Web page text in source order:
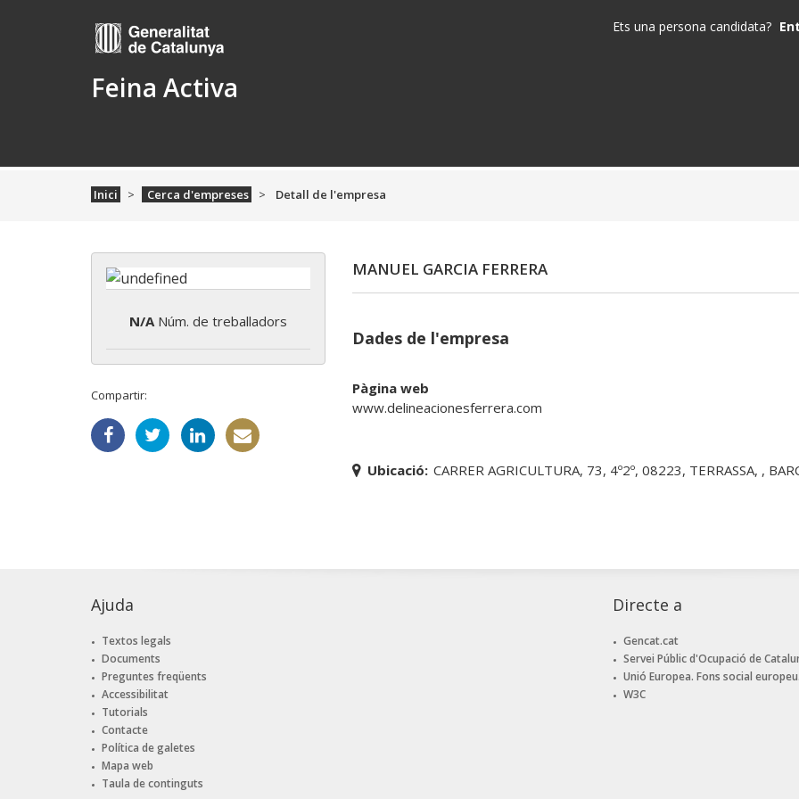
Feina Activa
Ets una persona candidata?
Inici Cerca d'empreses Detall de l'empresa
N/ANúm. de treballadors
Compartir:
MANUEL GARCIA FERRERA
Dades de l'empresa
Pàgina web
www.delineacionesferrera.com
Ubicació: CARRER AGRICULTURA, 73, 4º2º, 08223, TERRASSA, ,
Ajuda
Textos legals
Documents
Preguntes freqüents
Accessibilitat
Tutorials
Contacte
Política de galetes
Mapa web
Taula de continguts
Directe a
Gencat.cat
Servei Públic d'Ocupació de
Unió Europea. Fons social europeu.
W3C